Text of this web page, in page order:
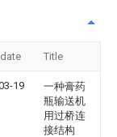
Title
19
一种膏药
瓶输送机
用过桥连
接结构